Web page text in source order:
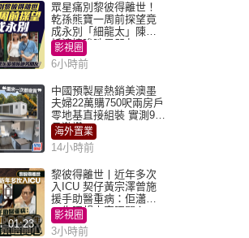
眾星痛別黎彼得離世！
乾孫熊寶一周前探望竟
成永別「細龍太」陳思
圻淚憶唉吔男朋友
影視圈
6小時前
中國預製屋熱銷美澳墨
夫婦22萬購750呎兩房戶
零地基直接組裝 實測9個
月激讚
海外置業
14小時前
01:23
黎彼得離世丨近年多次
入ICU 契仔黃宗澤曾施
援手助醫重病：佢瀟灑
一生唔想大家唔開心
影視圈
3小時前